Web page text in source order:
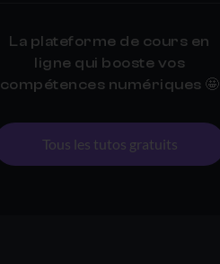
La plateforme de cours en
ligne qui booste vos
compétences numériques 🤩
Tous les tutos gratuits